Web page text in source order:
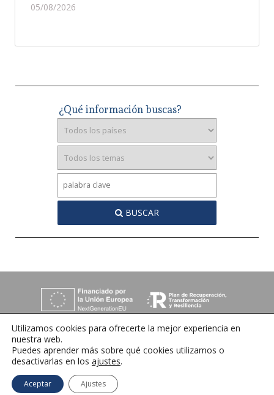
05/08/2026
¿Qué información buscas?
BUSCAR
C/ Orense 6, 36970 Sanxenxo, Pontevedra
Tlfno:
+34 986 72 35 64
Aviso legal| Política de cookies
Utilizamos cookies para ofrecerte la mejor experiencia en
nuestra web.
Puedes aprender más sobre qué cookies utilizamos o
desactivarlas en los ajustes.
Aceptar Ajustes